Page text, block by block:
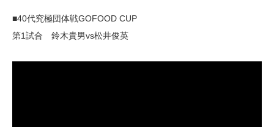
■40代究極団体戦GOFOOD CUP
第1試合 鈴木貴男vs松井俊英